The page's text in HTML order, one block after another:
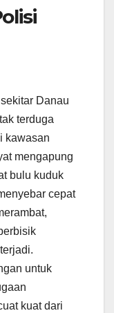
Danau
terduga
kawasan
mengapung
bulu kuduk
cepat
untuk
kuat dari